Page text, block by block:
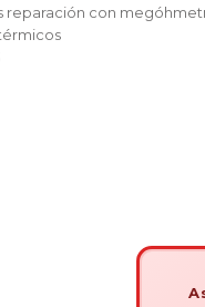
reparación con